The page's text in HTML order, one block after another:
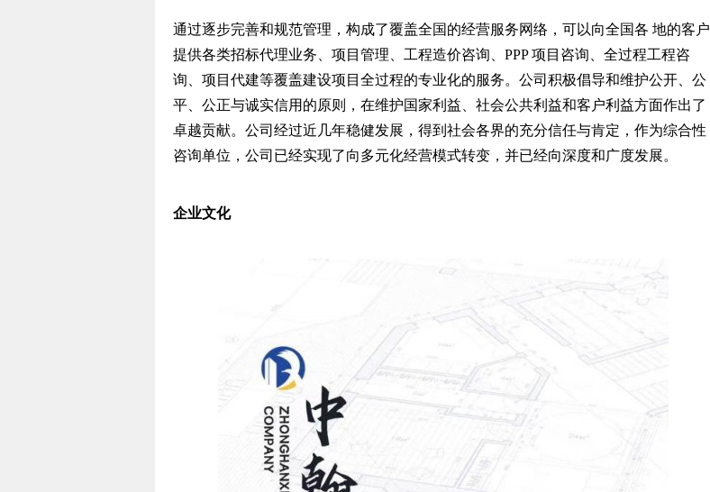
通过逐步完善和规范管理，构成了覆盖全国的经营服务网络，可以向全国各 地的客户
提供各类招标代理业务、项目管理、工程造价咨询、PPP 项目咨询、全过程工程咨
询、项目代建等覆盖建设项目全过程的专业化的服务。公司积极倡导和维护公开、公
平、公正与诚实信用的原则，在维护国家利益、社会公共利益和客户利益方面作出了
卓越贡献。公司经过近几年稳健发展，得到社会各界的充分信任与肯定，作为综合性
咨询单位，公司已经实现了向多元化经营模式转变，并已经向深度和广度发展。
企业文化